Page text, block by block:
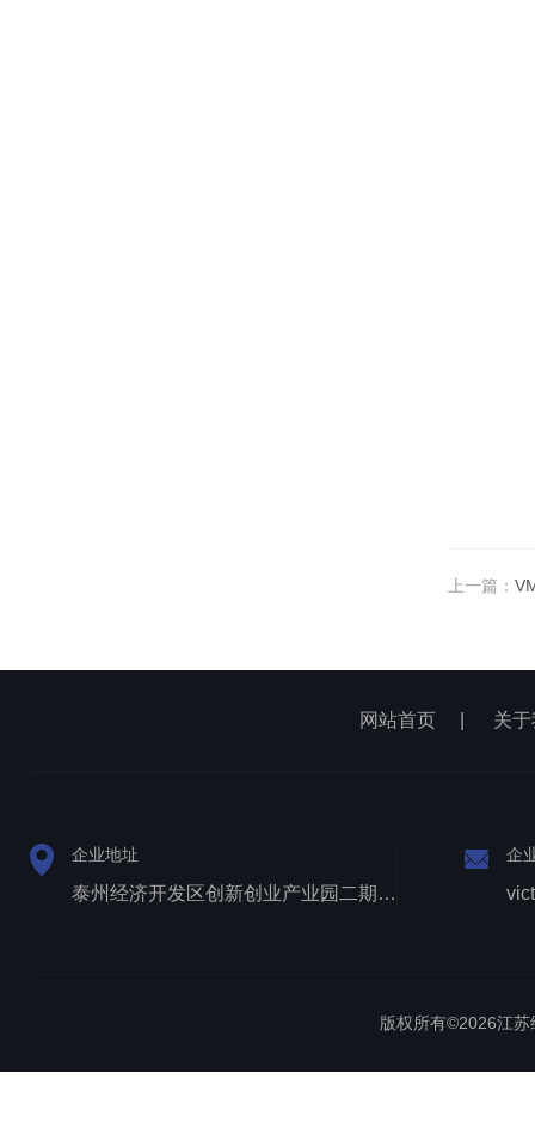
上一篇：
网站首页 关
企业地址
泰州经济开发区创新创业产业园二期1号厂房西侧三层
企
版权所有©2026江